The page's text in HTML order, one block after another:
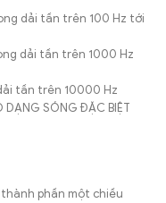
dải tần trên 100 Hz tới
dải tần trên 1000 Hz
tần trên 10000 Hz
SÓNG ĐẶC BIỆT
phần một chiều